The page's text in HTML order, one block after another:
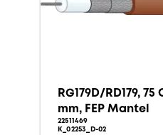
RG179D/RD179,
mm, FEP Mantel
22511469
K_02253_D-02